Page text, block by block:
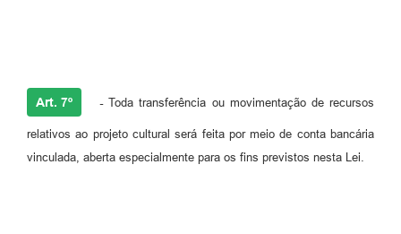
Art. 7º -Toda transferência ou movimentação de recursos
relativos ao projeto cultural será feita por meio de conta bancária
vinculada, aberta especialmente para os fins previstos nesta Lei.